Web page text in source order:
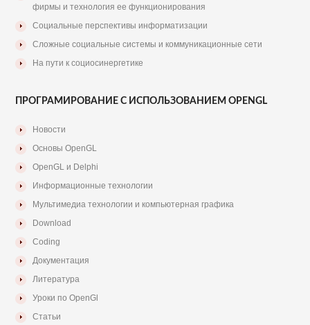
фирмы и технология ее функционирования
Социальные перспективы информатизации
Сложные социальные системы и коммуникационные сети
На пути к социосинергетике
ПРОГРАМИРОВАНИЕ С ИСПОЛЬЗОВАНИЕМ OPENGL
Новости
Основы OpenGL
OpenGL и Delphi
Информационные технологии
Мультимедиа технологии и компьютерная графика
Download
Coding
Документация
Литература
Уроки по OpenGl
Статьи